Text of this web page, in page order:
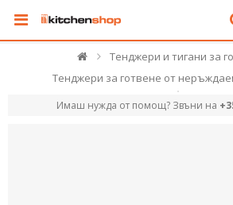
Тенджери и тигани за
Тенджери за готвене от
Имаш нужда от помощ? Звъни на